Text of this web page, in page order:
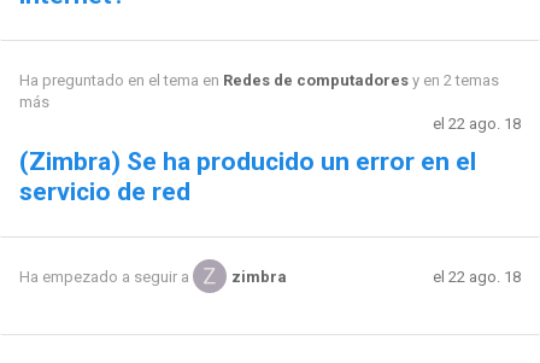
Ha preguntado en el tema en Redes de computadoresy en 2 temas
más
el 22 ago. 18
(Zimbra) Se ha producido un error en el
servicio de red
Ha empezado a seguir a zimbra el 22 ago. 18